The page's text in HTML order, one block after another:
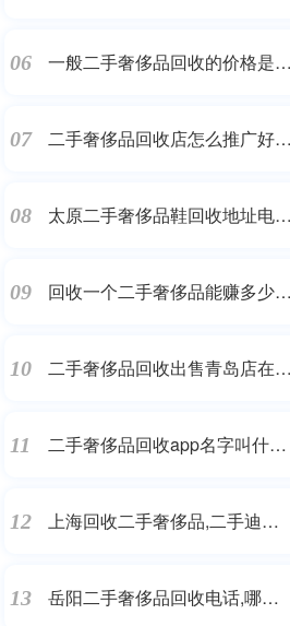
06
一般二手奢侈品回收的价格是多
07
二手奢侈品回收店怎么推广好,
08
太原二手奢侈品鞋回收地址电话
09
回收一个二手奢侈品能赚多少钱
10
二手奢侈品回收出售青岛店在哪
11
二手奢侈品回收app名字叫什么,
12
上海回收二手奢侈品,二手迪奥
13
岳阳二手奢侈品回收电话,哪里